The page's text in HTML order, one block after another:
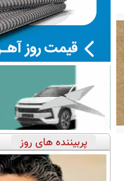
پربیننده های روز